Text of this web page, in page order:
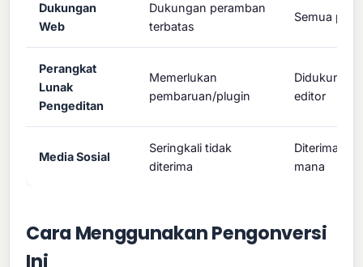
Dukungan
Web
Dukungan peramban
terbatas
Semua
Perangkat
Lunak
Pengeditan
Memerlukan
pembaruan/plugin
Didukung
editor
Media Sosial
Seringkali tidak
diterima
Diterima di
mana
Cara Menggunakan Pengonversi
Ini